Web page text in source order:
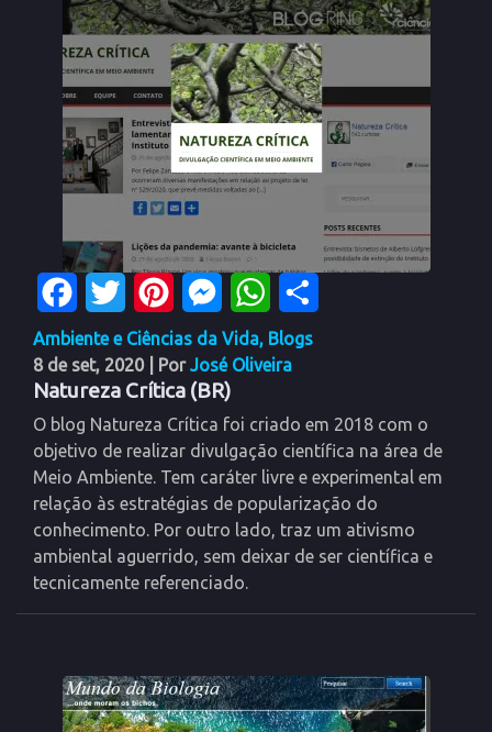
FacebookTwitter PinterestMessengerWhatsApp
Ambiente e Ciências da Vida, Blogs
8 de set, 2020
| PorJosé Oliveira
Natureza Crítica (BR)
O blog Natureza Crítica foi criado em 2018 com o
objetivo de realizar divulgação científica na área de
Meio Ambiente. Tem caráter livre e experimental em
relação às estratégias de popularização do
conhecimento. Por outro lado, traz um ativismo
ambiental aguerrido, sem deixar de ser científica e
tecnicamente referenciado.